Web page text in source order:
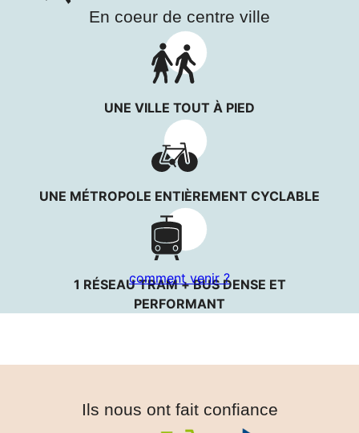
En coeur de centre ville
UNE VILLE TOUT À PIED
UNE MÉTROPOLE ENTIÈREMENT CYCLABLE
1 RÉSEAU TRAM + BUS DENSE ET
PERFORMANT
comment venir ?
Ils nous ont fait confiance